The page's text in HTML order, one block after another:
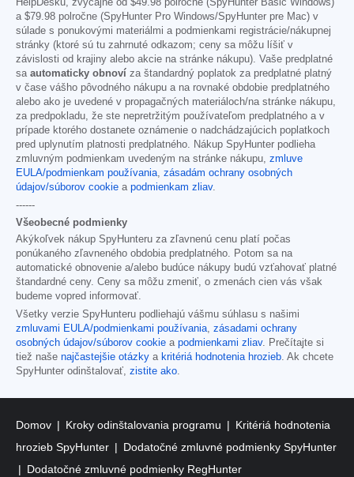
HelpDesku, zvyčajne od $49.98 polročne (SpyHunter Basic Windows)
a $79.98 polročne (SpyHunter Pro Windows/SpyHunter pre Mac) v
súlade s ponukovými materiálmi a podmienkami registrácie/nákupnej
stránky (ktoré sú tu zahrnuté odkazom; ceny sa môžu líšiť v
závislosti od krajiny alebo akcie na stránke nákupu). Vaše predplatné
sa automaticky obnoví za štandardný poplatok za predplatné platný
v čase vášho pôvodného nákupu a na rovnaké obdobie predplatného
alebo ako je uvedené v propagačných materiáloch/na stránke nákupu,
za predpokladu, že ste nepretržitým používateľom predplatného a v
prípade ktorého dostanete oznámenie o nadchádzajúcich poplatkoch
pred uplynutím platnosti predplatného. Nákup SpyHunter podlieha
zmluvným podmienkam uvedeným na stránke nákupu, zmluve
EULA/podmienkam používania, zásadám ochrany osobných
údajov/súborov cookie a podmienkam zliav.
------
Všeobecné podmienky
Akýkoľvek nákup SpyHunteru za zľavnenú cenu platí počas
ponúkaného zľavneného obdobia predplatného. Potom sa na
automatické obnovenie a/alebo budúce nákupy budú vzťahovať platné
štandardné ceny. Ceny sa môžu zmeniť, o zmenách cien vás však
budeme vopred informovať.
Všetky verzie SpyHunteru podliehajú vášmu súhlasu s našimi
zmluvami EULA/podmienkami používania, zásadami ochrany
osobných údajov/súborov cookie a podmienkami zliav. Prečítajte si
tiež naše najčastejšie otázky a kritériá hodnotenia hrozieb. Ak chcete
SpyHunter odinštalovať, zistite ako.
Domov Kroky odinštalovania programu
Kritériá hodnotenia
hrozieb SpyHunter
Dodatočné zmluvné podmienky SpyHunter
Dodatočné zmluvné podmienky RegHunter